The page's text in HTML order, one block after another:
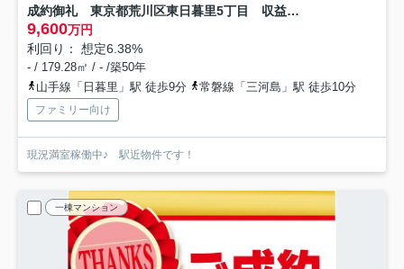
成約御礼 東京都荒川区東日暮里5丁目 収益マンション 現況満室稼働中♪
9,600万円
利回り： 想定6.38%
- / 179.28㎡ / - /築50年
山手線「日暮里」駅 徒歩9分
常磐線「三河島」駅 徒歩10分
ファミリー向け
現況満室稼働中♪ 駅近物件です！
一棟マンション